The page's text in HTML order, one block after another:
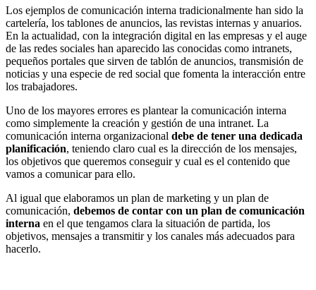
Los ejemplos de comunicación interna tradicionalmente han sido la
cartelería, los tablones de anuncios, las revistas internas y anuarios.
En la actualidad, con la integración digital en las empresas y el auge
de las redes sociales han aparecido las conocidas como intranets,
pequeños portales que sirven de tablón de anuncios, transmisión de
noticias y una especie de red social que fomenta la interacción entre
los trabajadores.
Uno de los mayores errores es plantear la comunicación interna
como simplemente la creación y gestión de una intranet. La
comunicación interna organizacional debe de tener una dedicada
planificación, teniendo claro cual es la dirección de los mensajes,
los objetivos que queremos conseguir y cual es el contenido que
vamos a comunicar para ello.
Al igual que elaboramos un plan de marketing y un plan de
comunicación, debemos de contar con un plan de comunicación
interna en el que tengamos clara la situación de partida, los
objetivos, mensajes a transmitir y los canales más adecuados para
hacerlo.